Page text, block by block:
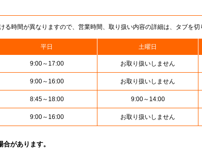
時間が異なりますので、営業時間、取り扱い内容の詳細は、タブを切
平日 土曜日
9:00～17:00 お取り扱いしません
9:00～16:00 お取り扱いしません
8:45～18:00 9:00～14:00
9:00～16:00 お取り扱いしません
があります。